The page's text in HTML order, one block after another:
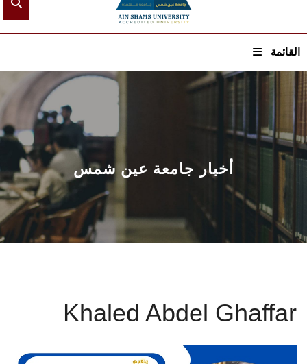
القائمة
الرئيسيـة
عن الجامعة
القطاعـات
الشئون الأكاديمية
البحث العلمي
المراكز والوحدات
الأنظمة الذكية
أخبار جامعة عين شمس
Khaled Abdel Ghaffar